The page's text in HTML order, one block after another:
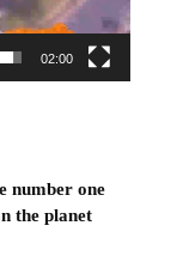
02:00
number one
the planet